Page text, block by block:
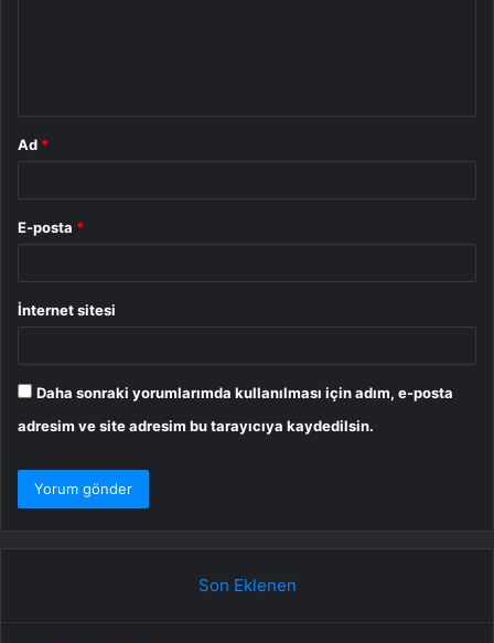
Ad *
E-posta *
İnternet sitesi
Daha sonraki yorumlarımda kullanılması için adım, e-posta
adresim ve site adresim bu tarayıcıya kaydedilsin.
Son Eklenen